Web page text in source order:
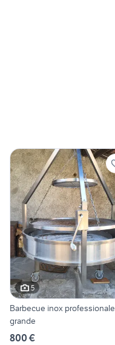
5
Barbecue inox professionale
grande
800 €